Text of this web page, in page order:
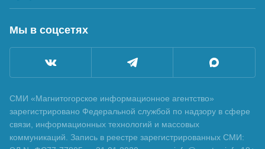
Мы в соцсетях
СМИ «Магнитогорское информационное агентство»
зарегистрировано Федеральной службой по надзору в сфере
связи, информационных технологий и массовых
коммуникаций. Запись в реестре зарегистрированных СМИ: